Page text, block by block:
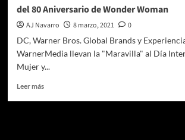
del 80 Aniversario de Wonder Woman
AJ Navarro 8 marzo, 2021
0
DC, Warner Bros. Global Brands y
WarnerMedia llevan la "Maravilla" al Día
Mujer y...
Leer másLeer